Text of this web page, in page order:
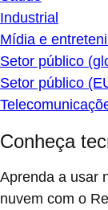
Industrial
Mídia e
Setor público
Setor público
Conheça
Aprenda a usar
nuvem com o